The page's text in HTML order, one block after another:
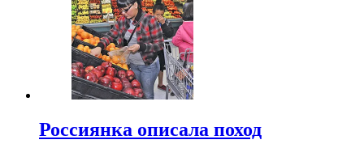
Россиянка описала поход